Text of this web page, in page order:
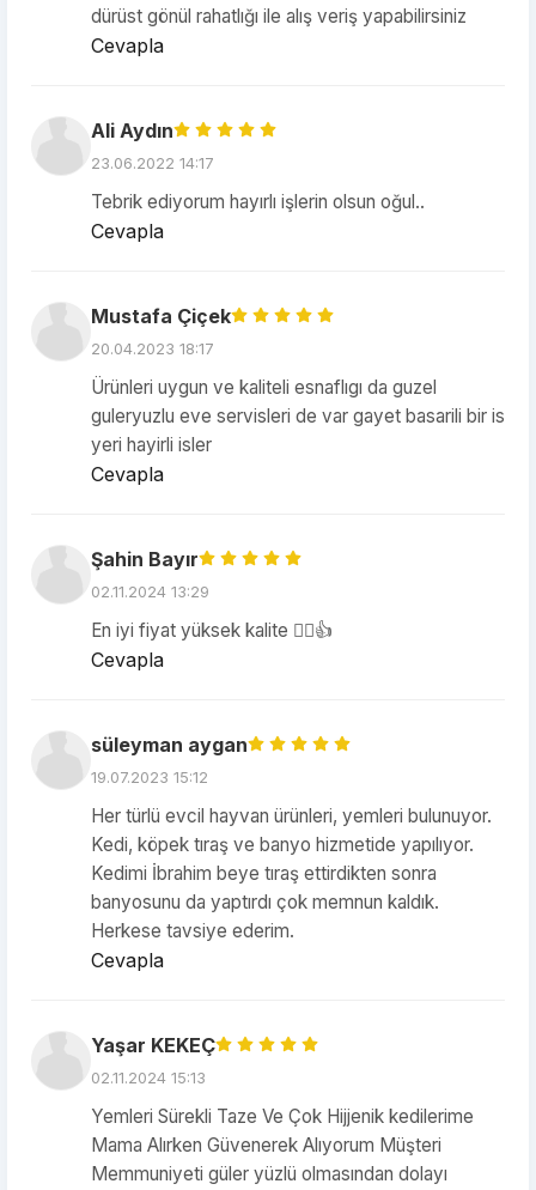
dürüst gönül rahatlığı ile alış veriş yapabilirsiniz
Cevapla
Ali Aydın
23.06.2022 14:17
Tebrik ediyorum hayırlı işlerin olsun oğul..
Cevapla
Mustafa Çiçek
20.04.2023 18:17
Ürünleri uygun ve kaliteli esnaflıgı da guzel
guleryuzlu eve servisleri de var gayet basarili bir is
yeri hayirli isler
Cevapla
Şahin Bayır
02.11.2024 13:29
En iyi fiyat yüksek kalite 👌🏻👍
Cevapla
süleyman aygan
19.07.2023 15:12
Her türlü evcil hayvan ürünleri, yemleri bulunuyor.
Kedi, köpek tıraş ve banyo hizmetide yapılıyor.
Kedimi İbrahim beye tıraş ettirdikten sonra
banyosunu da yaptırdı çok memnun kaldık.
Herkese tavsiye ederim.
Cevapla
Yaşar KEKEÇ
02.11.2024 15:13
Yemleri Sürekli Taze Ve Çok Hijjenik kedilerime
Mama Alırken Güvenerek Alıyorum Müşteri
Memmuniyeti güler yüzlü olmasından dolayı